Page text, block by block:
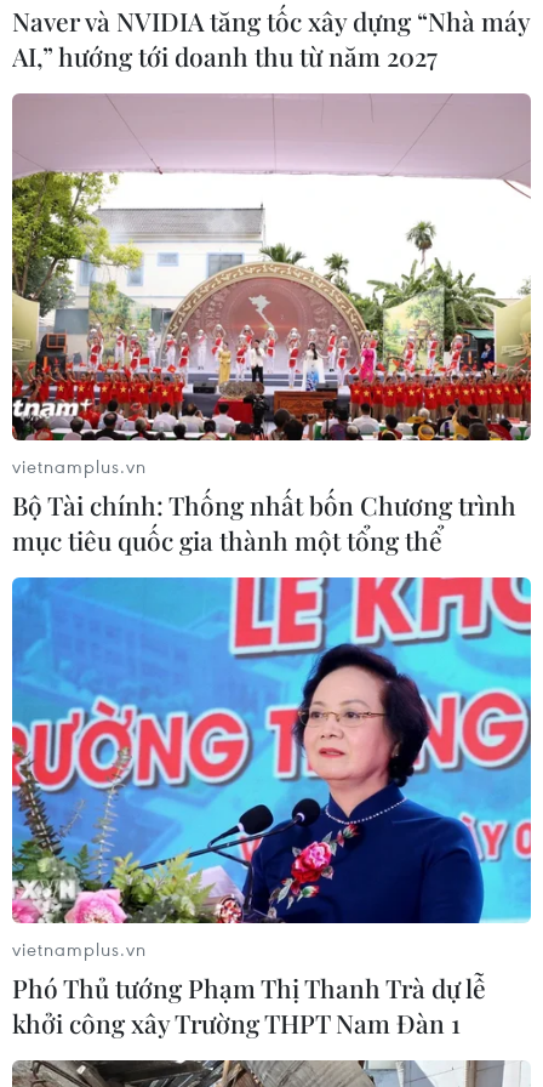
Naver và NVIDIA tăng tốc xây dựng “Nhà máy
AI,” hướng tới doanh thu từ năm 2027
vietnamplus.vn
Bộ Tài chính: Thống nhất bốn Chương trình
mục tiêu quốc gia thành một tổng thể
vietnamplus.vn
Phó Thủ tướng Phạm Thị Thanh Trà dự lễ
khởi công xây Trường THPT Nam Đàn 1